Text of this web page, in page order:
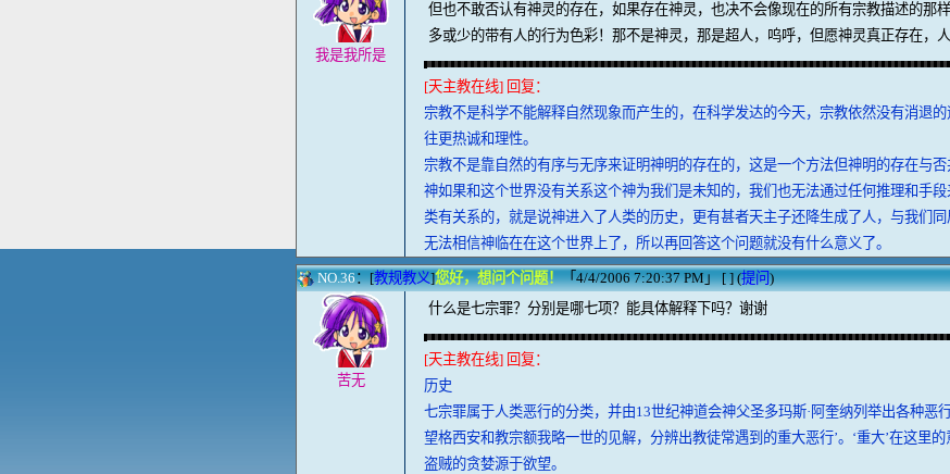
我是我所是
但也不敢否认有神灵的存在，如果存在神灵，也决不会像现在的所有宗教描述的那
多或少的带有人的行为色彩！那不是神灵，那是超人，呜呼，但愿神灵真正存在，
[天主教在线] 回复：
宗教不是科学不能解释自然现象而产生的，在科学发达的今天，宗教依然没有消退
往更热诚和理性。
宗教不是靠自然的有序与无序来证明神明的存在的，这是一个方法但神明的存在与否
神如果和这个世界没有关系这个神为我们是未知的，我们也无法通过任何推理和手
类有关系的，就是说神进入了人类的历史，更有甚者天主子还降生成了人，与我们
无法相信神临在在这个世界上了，所以再回答这个问题就没有什么意义了。
NO.36：[教规教义]您好，想问个问题！「4/4/2006 7:20:37 PM」 [ ] (提问)
苦无
什么是七宗罪？分别是哪七项？能具体解释下吗？谢谢
[天主教在线] 回复：
历史
七宗罪属于人类恶行的分类，并由13世纪神道会神父圣多玛斯·阿奎纳列举出各种恶
望格西安和教宗额我略一世的见解，分辨出教徒常遇到的重大恶行’。‘重大’在这里
盗贼的贪婪源于欲望。